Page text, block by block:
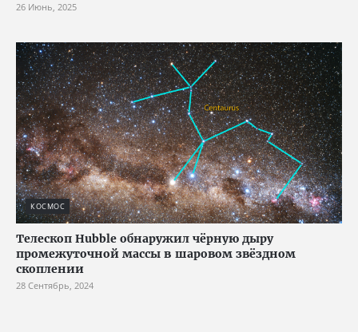
26 Июнь, 2025
КОСМОС
Телескоп Hubble обнаружил чёрную дыру
промежуточной массы в шаровом звёздном
скоплении
28 Сентябрь, 2024